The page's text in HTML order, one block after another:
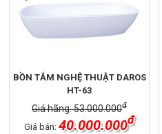
BỒN TẮM NGHỆ THUẬT DAROS
HT-63
Giá hãng: 53.000.000đ
Giá bán:40.000.000đ